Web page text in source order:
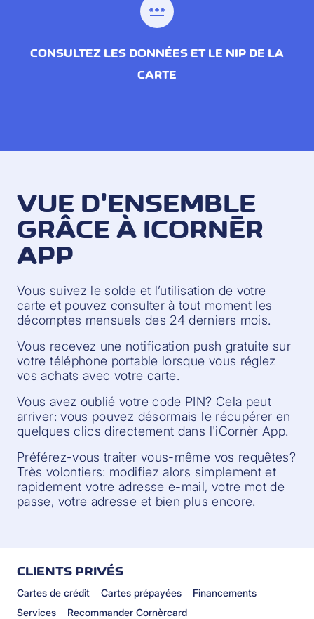
password
CONSULTEZ LES DONNÉES ET LE NIP DE LA
CARTE
VUE D'ENSEMBLE
GRÂCE À ICORNÈR
APP
Vous suivez le solde et l’utilisation de votre
carte et pouvez consulter à tout moment les
décomptes mensuels des 24 derniers mois.
Vous recevez une notification push gratuite sur
votre téléphone portable lorsque vous réglez
vos achats avec votre carte.
Vous avez oublié votre code PIN? Cela peut
arriver: vous pouvez désormais le récupérer en
quelques clics directement dans l'iCornèr App.
Préférez-vous traiter vous-même vos requêtes?
Très volontiers: modifiez alors simplement et
rapidement votre adresse e-mail, votre mot de
passe, votre adresse et bien plus encore.
CLIENTS PRIVÉS
Cartes de crédit Cartes prépayées
Financements
Services
Recommander Cornèrcard